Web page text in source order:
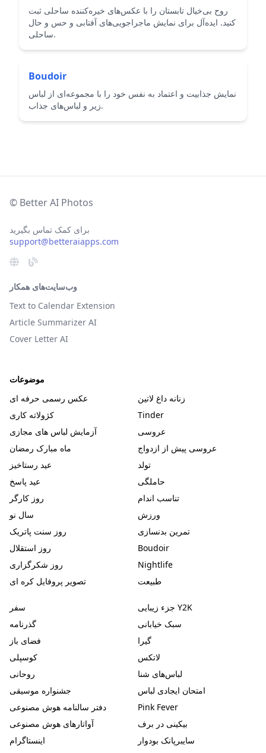
روح بی‌خیال تابستان را با عکس‌های خیره‌کننده ساحلی ثبت
کنید. ایده‌آل برای نمایش ماجراجویی‌های آفتابی و حس و حال
ساحلی.
Boudoir
نمایش جذابیت و اعتماد به نفس خود را با مجموعه‌ای از لباس
زیر و لباس‌های جذاب.
© Better AI Photos
برای کمک تماس بگیرید
support@betteraiapps.com
وب‌سایت‌های همکار
Text to Calendar Extension
Article Summarizer AI
Cover Letter AI
موضوعات
عکس رسمی حرفه ای
کژولاته کاری
آزمایش لباس های مجازی
ماه مبارک رمضان
عید رستاخیز
عید پاسخ
روز کارگر
سال نو
روز سنت پاتریک
روز استقلال
روز شکرگزاری
تصویر پروفایل کره ای
زنانه داغ لاتین
Tinder
عروسی
عروسی پیش از ازدواج
تولد
حاملگی
تناسب اندام
ورزش
تمرین بدنسازی
Boudoir
Nightlife
طبیعت
سفر
گذرنامه
فضای باز
کوسپلی
روحانی
جشنواره موسیقی
دفتر سالنامه هوش مصنوعی
آواتارهای هوش مصنوعی
اینستاگرام
جزء زیبایی Y2K
سبک خیابانی
گیرا
لاتکس
لباس‌های شنا
امتحان ایجادی لباس
Pink Fever
بیکینی در برف
سایبرپانک بودوار